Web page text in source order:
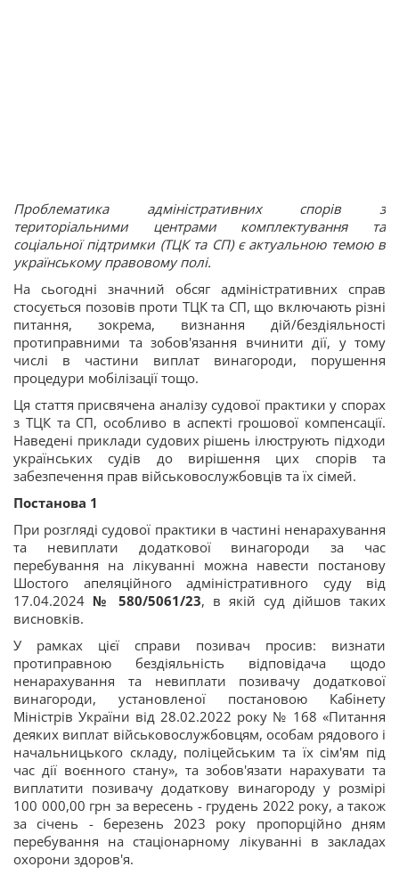
Проблематика адміністративних спорів з
територіальними центрами комплектування та
соціальної підтримки (ТЦК та СП) є актуальною темою в
українському правовому полі.
На сьогодні значний обсяг адміністративних справ
стосується позовів проти ТЦК та СП, що включають різні
питання, зокрема, визнання дій/бездіяльності
протиправними та зобов'язання вчинити дії, у тому
числі в частини виплат винагороди, порушення
процедури мобілізації тощо.
Ця стаття присвячена аналізу судової практики у спорах
з ТЦК та СП, особливо в аспекті грошової компенсації.
Наведені приклади судових рішень ілюструють підходи
українських судів до вирішення цих спорів та
забезпечення прав військовослужбовців та їх сімей.
Постанова 1
При розгляді судової практики в частині ненарахування
та невиплати додаткової винагороди за час
перебування на лікуванні можна навести постанову
Шостого апеляційного адміністративного суду від
17.04.2024 № 580/5061/23, в якій суд дійшов таких
висновків.
У рамках цієї справи позивач просив: визнати
протиправною бездіяльність відповідача щодо
ненарахування та невиплати позивачу додаткової
винагороди, установленої постановою Кабінету
Міністрів України від 28.02.2022 року № 168 «Питання
деяких виплат військовослужбовцям, особам рядового і
начальницького складу, поліцейським та їх сім'ям під
час дії воєнного стану», та зобов'язати нарахувати та
виплатити позивачу додаткову винагороду у розмірі
100 000,00 грн за вересень - грудень 2022 року, а також
за січень - березень 2023 року пропорційно дням
перебування на стаціонарному лікуванні в закладах
охорони здоров'я.